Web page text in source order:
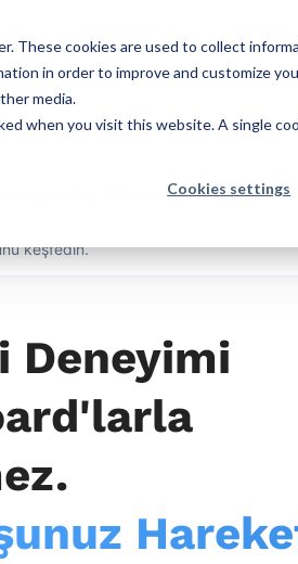
These cookies are used to collect
in order to improve and customize
media.
when you visit this website. A single
Cookies settings
Next'te Müşterinin
ile dağınık kanallardan bütünsel
keşfedin.
Deneyimi